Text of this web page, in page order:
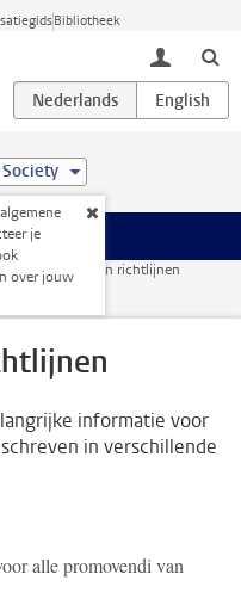
Bibliotheek
toggle
je
over jouw
Reglementen en richtlijnen
informatie voor
in verschillende
alle promovendi van